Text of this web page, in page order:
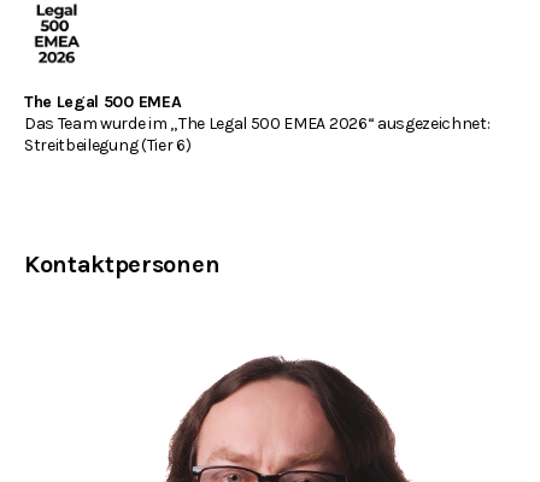
The Legal 500 EMEA
Das Team wurde im „The Legal 500 EMEA 2026“ ausgezeichnet:
Streitbeilegung (Tier 6)
Kontaktpersonen